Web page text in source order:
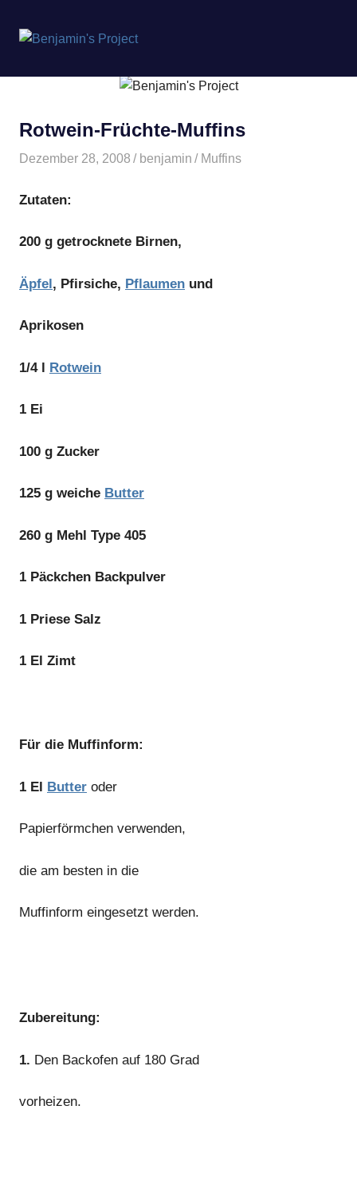
springen
Project
Rotwein-Früchte-Muffins
Dezember 28, 2008 benjamin Muffins
Zutaten:
200 g getrocknete Birnen,
Äpfel, Pfirsiche, Pflaumen und
Aprikosen
1/4 l Rotwein
1 Ei
100 g Zucker
125 g weiche Butter
260 g Mehl Type 405
1 Päckchen Backpulver
1 Priese Salz
1 El Zimt
Für die Muffinform:
1 El Butter oder
Papierförmchen verwenden,
die am besten in die
Muffinform eingesetzt werden.
Zubereitung:
1. Den Backofen auf 180 Grad
vorheizen.